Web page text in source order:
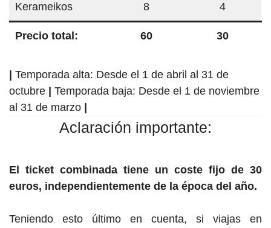
Kerameikos 8 4
Precio total: 60 30
Temporada alta: Desde el 1 de abril al 31 de
octubre
Temporada baja: Desde el 1 de noviembre
al 31 de marzo
Aclaración importante:
El ticket combinada tiene un coste fijo de 30
euros, independientemente de la época del año.
Teniendo esto último en cuenta, si viajas en